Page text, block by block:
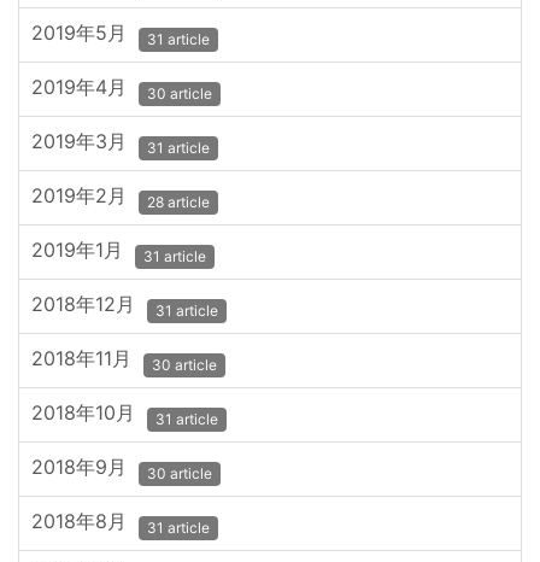
2019年5月 31 article
2019年4月 30 article
2019年3月 31 article
2019年2月 28 article
2019年1月 31 article
2018年12月 31 article
2018年11月 30 article
2018年10月 31 article
2018年9月 30 article
2018年8月 31 article